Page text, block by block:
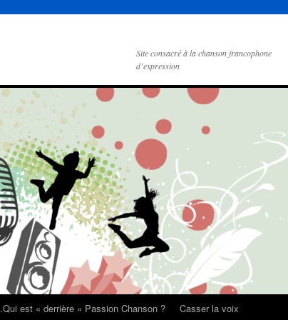
Site consacré à la chanson francophone
d’expression
.Qui est « derrière » Passion Chanson ?
Casser la voix